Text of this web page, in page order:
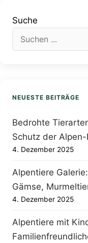
Suche
NEUESTE BEITRÄGE
Bedrohte
Schutz der
4. Dezember 2025
Alpentiere
Gämse,
4. Dezember 2025
Alpentiere mit